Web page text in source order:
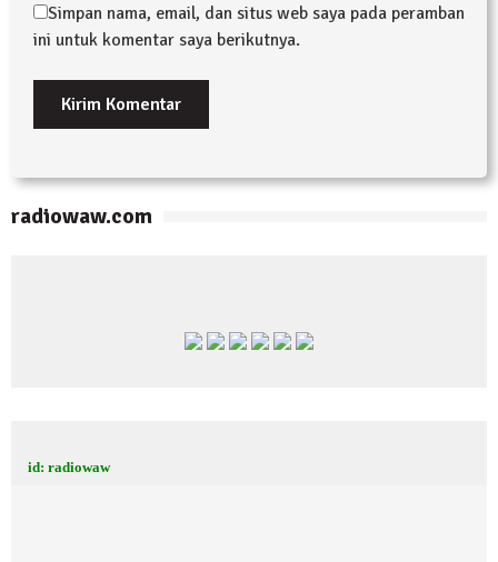
Simpan nama, email, dan situs web saya pada peramban
ini untuk komentar saya berikutnya.
radiowaw.com
id: radiowaw